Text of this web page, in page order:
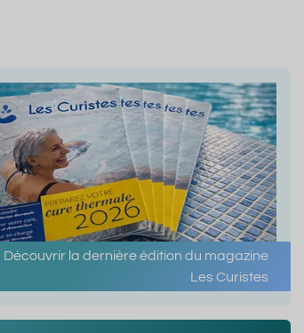
Découvrir la dernière édition du magazine
Les Curistes